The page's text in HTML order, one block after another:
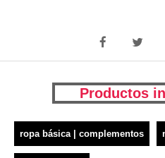
Productos
ropa básica | complementos